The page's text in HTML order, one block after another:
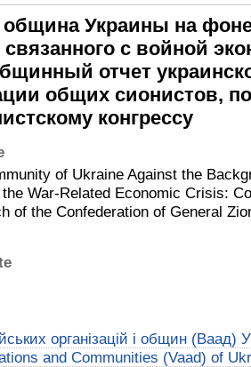
община Украины на
связанного с войной
отчет
общих сионистов,
конгрессу
of Ukraine Against the
War-Related Economic Crisis:
of the Confederation of General
організацій і общин (Ваад)
and Communities (Vaad) of